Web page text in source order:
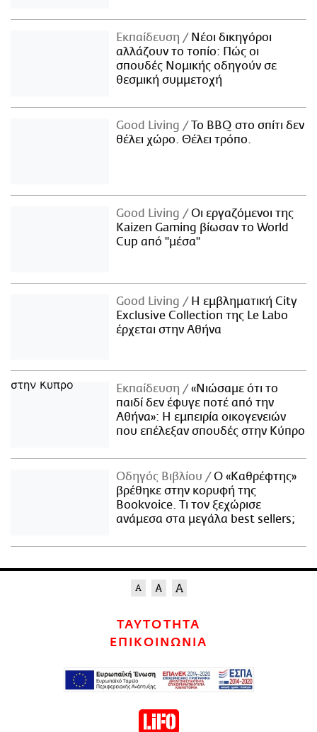
Εκπαίδευση
Νέοι δικηγόροι
αλλάζουν το τοπίο: Πώς οι
σπουδές Νομικής οδηγούν σε
θεσμική συμμετοχή
Good Living
Το BBQ στο σπίτι δεν
θέλει χώρο. Θέλει τρόπο.
Good Living
Οι εργαζόμενοι της
Kaizen Gaming βίωσαν το World
Cup από "μέσα"
Good Living
Η εμβληματική City
Exclusive Collection της Le Labo
έρχεται στην Αθήνα
Εκπαίδευση
«Νιώσαμε ότι το
παιδί δεν έφυγε ποτέ από την
Αθήνα»: Η εμπειρία οικογενειών
που επέλεξαν σπουδές στην Κύπρο
Οδηγός Βιβλίου
Ο «Καθρέφτης»
βρέθηκε στην κορυφή της
Bookvoice. Τι τον ξεχώρισε
ανάμεσα στα μεγάλα best sellers;
ΤΑΥΤΟΤΗΤΑ
ΕΠΙΚΟΙΝΩΝΙΑ